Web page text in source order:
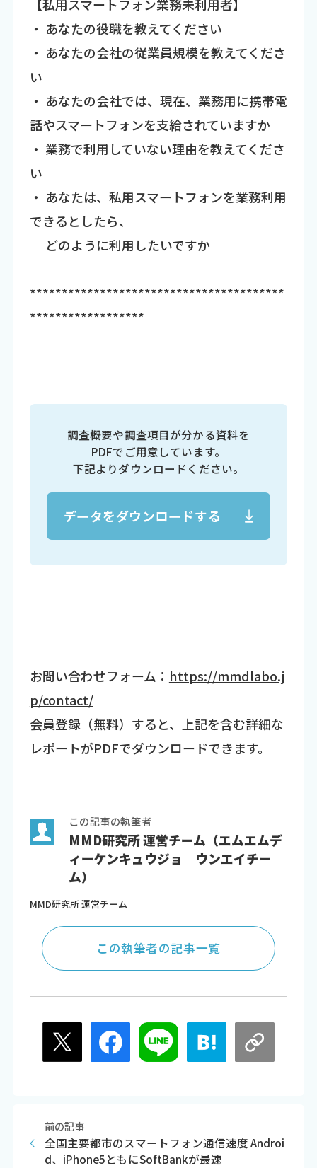
【私用スマートフォン業務未利用者】
・ あなたの役職を教えてください
・ あなたの会社の従業員規模を教えてくださ
い
・ あなたの会社では、現在、業務用に携帯電
話やスマートフォンを支給されていますか
・ 業務で利用していない理由を教えてくださ
い
・ あなたは、私用スマートフォンを業務利用
できるとしたら、
どのように利用したいですか
****************************************
******************
調査概要や調査項目が分かる資料を
PDFでご用意しています。
下記よりダウンロードください。
データをダウンロードする
お問い合わせフォーム： https://mmdlabo.j
p/contact/
会員登録（無料）すると、上記を含む詳細な
レポートがPDFでダウンロードできます。
この記事の執筆者
MMD研究所 運営チーム（エムエムデ
ィーケンキュウジョ ウンエイチー
ム）
MMD研究所 運営チーム
この執筆者の記事一覧
前の記事
全国主要都市のスマートフォン通信速度 Androi
d、iPhone5ともにSoftBankが最速